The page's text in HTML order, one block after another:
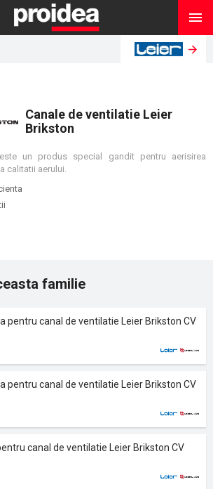
Canale de ventilatie Leier
Brikston
un produs special gandit pentru aerisirea
calitatii aerului.
familie
pentru canal de ventilatie Leier Brikston CV
pentru canal de ventilatie Leier Brikston CV
canal de ventilatie Leier Brikston CV